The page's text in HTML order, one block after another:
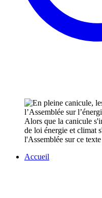
Alors que la canicule
de loi énergie et climat
l'Assemblée sur ce
Accueil